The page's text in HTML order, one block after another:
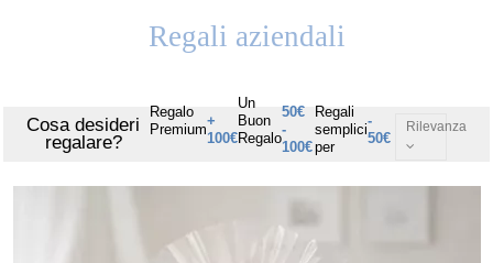
Regali aziendali
Cosa desideri
regalare?
Regalo
Premium
+
100€
Un
Buon
Regalo
50€
-
100€
Regali
semplici
per
-
50€
Rilevanza